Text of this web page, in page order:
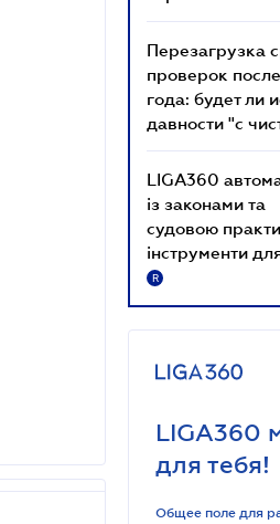
Перезагрузка
проверок
года: будет ли
давности "с
LIGA360
із законами та
судовою
інструменти
R
LIGA360
для тебя!
Общее поле для